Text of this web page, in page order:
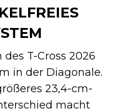
T-Cross 2026
in der Diagonale.
23,4-cm-
macht